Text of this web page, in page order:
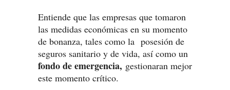
Entiende que las empresas que tomaron
las medidas económicas en su momento
de bonanza, tales como la posesión de
seguros sanitario y de vida, así como un
fondo de emergencia, gestionaran mejor
este momento crítico.